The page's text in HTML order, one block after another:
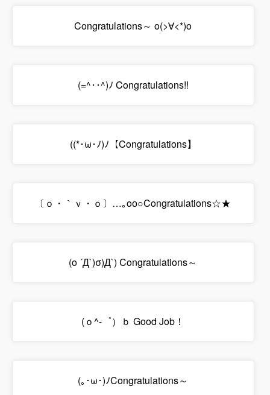
Congratulations～ o(>∀<*)o
(=^･･^)ﾉ Congratulations!!
((*･ω･ﾉ)ﾉ【Congratulations】
〔ｏ・｀ｖ・ｏ〕…｡oо○Congratulations☆★
(o ´Д`)σ)Д`) Congratulations～
(ｏ^-゜）ｂ Good Job！
(｡･ω･)ﾉCongratulations～